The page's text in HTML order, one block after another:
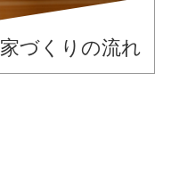
家づくりの流れ